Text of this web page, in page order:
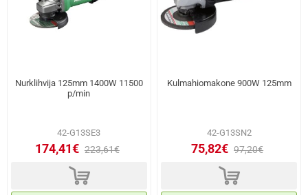
Nurklihvija 125mm 1400W 11500
p/min
42-G13SE3
174,41€ 223,61€
d
Kulmahiomakone 900W 125mm
42-G13SN2
75,82€ 97,20€
d